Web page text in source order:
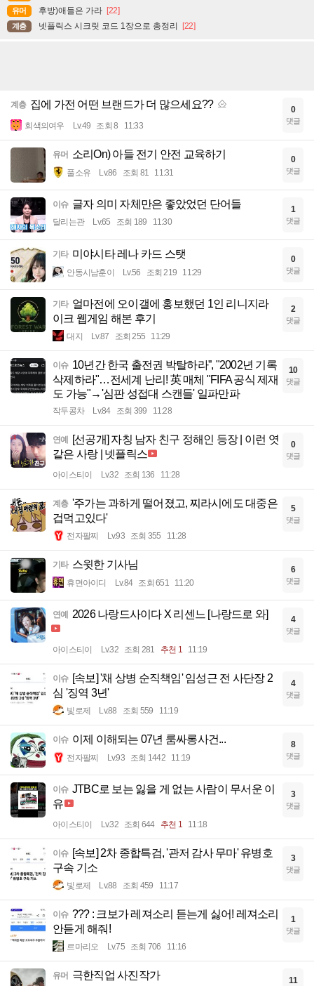
유머 후방)애들은 가라 [22]
계층 넷플릭스 시크릿 코드 1장으로 총정리 [22]
계층 집에 가전 어떤 브랜드가 더 많으세요??
회색의여우 Lv.49 조회 8 11:33
0
댓글
유머 소리On) 아들 전기 안전 교육하기
풀소유 Lv.86 조회 81 11:31
0
댓글
이슈 글자 의미 자체만은 좋았었던 단어들
달리는관 Lv.65 조회 189 11:30
1
댓글
기타 미야시타 레나 카드 스탯
안동시남훈이 Lv.56 조회 219 11:29
0
댓글
기타 얼마전에 오이갤에 홍보했던 1인 리니지라
이크 웹게임 해본 후기
대지 Lv.87 조회 255 11:29
2
댓글
이슈 10년간 한국 출전권 박탈하라”, "2002년 기록
삭제하라"…전세계 난리! 英 매체 "FIFA 공식 제재
도 가능"→'심판 성접대 스캔들' 일파만파
작두콩차 Lv.84 조회 399 11:28
10
댓글
연예 [선공개] 자칭 남자 친구 정해인 등장 | 이런 엿
같은 사랑 | 넷플릭스
아이스티이 Lv.32 조회 136 11:28
0
댓글
계층 '주가는 과하게 떨어졌고, 찌라시에도 대중은
겁먹고있다'
전자팔찌 Lv.93 조회 355 11:28
5
댓글
기타 스윗한 기사님
휴면아이디 Lv.84 조회 651 11:20
6
댓글
연예 2026 나랑드사이다 X 리센느 [나랑드로 와]
아이스티이 Lv.32 조회 281 추천 1 11:19
4
댓글
이슈 [속보] '채 상병 순직책임' 임성근 전 사단장 2
심 '징역 3년'
빛로제 Lv.88 조회 559 11:19
4
댓글
이슈 이제 이해되는 07년 룸싸롱사건...
전자팔찌 Lv.93 조회 1442 11:19
8
댓글
이슈 JTBC로 보는 잃을 게 없는 사람이 무서운 이
유
아이스티이 Lv.32 조회 644 추천 1 11:18
3
댓글
이슈 [속보] 2차 종합특검, '관저 감사 무마' 유병호
구속 기소
빛로제 Lv.88 조회 459 11:17
3
댓글
이슈 ??? : 크보가 레져소리 듣는게 싫어! 레져소리
안듣게 해줘!
르마리오 Lv.75 조회 706 11:16
1
댓글
유머 극한직업 사진작가 11